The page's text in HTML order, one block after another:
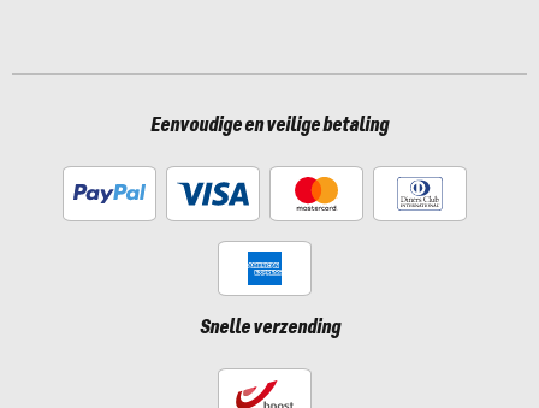
Eenvoudige en veilige betaling
Snelle verzending